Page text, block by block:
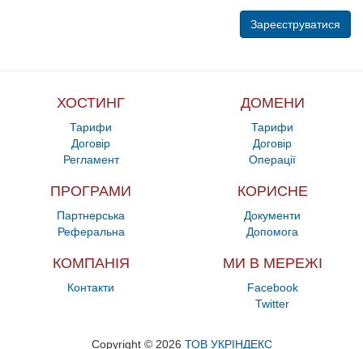
ХОСТИНГ
Тарифи
Договір
Регламент
ДОМЕНИ
Тарифи
Договір
Операції
ПРОГРАМИ
Партнерська
Реферальна
КОРИСНЕ
Документи
Допомога
КОМПАНІЯ
Контакти
МИ В МЕРЕЖІ
Facebook
Twitter
Copyright © 2026 ТОВ УКРІНДЕКС